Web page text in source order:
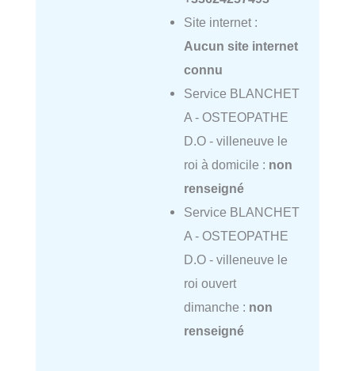
Site internet :
Aucun site internet
connu
Service BLANCHET
A - OSTEOPATHE
D.O - villeneuve le
roi à domicile : non
renseigné
Service BLANCHET
A - OSTEOPATHE
D.O - villeneuve le
roi ouvert
dimanche : non
renseigné